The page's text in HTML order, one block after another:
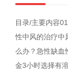
目录/主要内容
性中风的治疗中
么办？急性缺血
金3小时选择有